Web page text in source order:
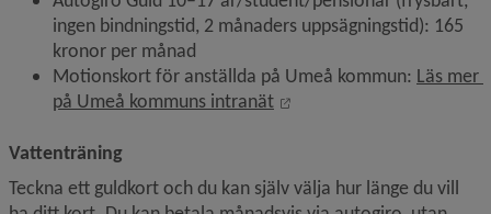
ingen bindningstid, 2 månaders uppsägningstid): 165
kronor per månad
Motionskort för anställda på Umeå kommun: Läs mer
på Umeå kommuns intranät
Länk till annan
Vattenträning
Teckna ett guldkort och du kan själv välja hur länge du vill